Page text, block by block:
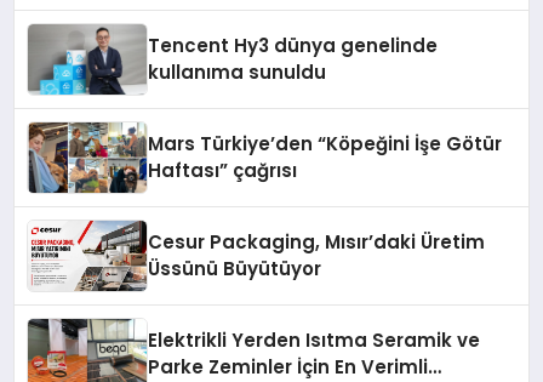
Tencent Hy3 dünya genelinde
kullanıma sunuldu
Mars Türkiye’den “Köpeğini İşe Götür
Haftası” çağrısı
Cesur Packaging, Mısır’daki Üretim
Üssünü Büyütüyor
Elektrikli Yerden Isıtma Seramik ve
Parke Zeminler İçin En Verimli